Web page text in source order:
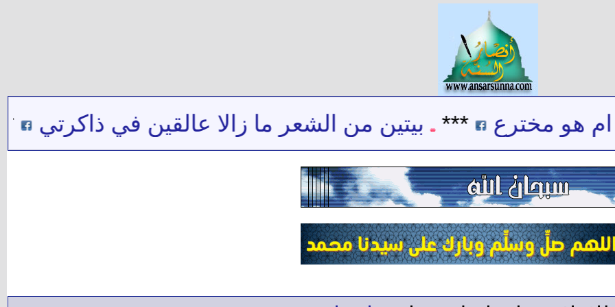
هو مخترع *** بيتين من الشعر ما زالا عالقين في ذاكرتي ***